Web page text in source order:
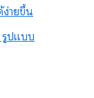
ายขึ้น
รูปแบบ